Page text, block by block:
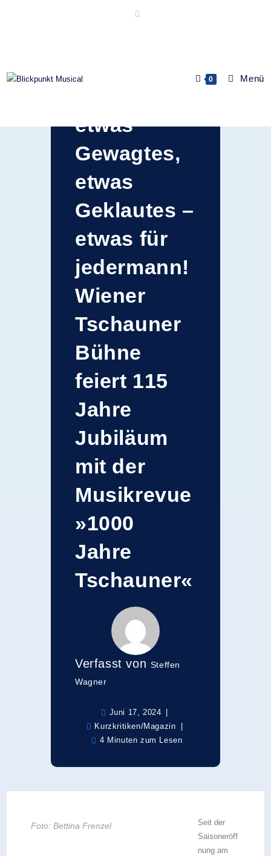
0 Menü
etwas
Gewagtes,
etwas
Geklautes –
etwas für
jedermann!
Wiener
Tschauner
Bühne
feiert 115
Jahre
Jubiläum
mit der
Musikrevue
»1000
Jahre
Tschauner«
Verfasst von Steffen
Wagner
Juni 17, 2024
Kurzkritiken/Magazin
4 Minuten zum Lesen
Foto: Bettina Frenzel
Seit der
Saisoneröff
nung am